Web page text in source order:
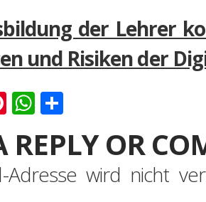
der Lehrer
und Risiken der
Pinterest
WhatsApp
REPLY OR
Adresse wird nicht